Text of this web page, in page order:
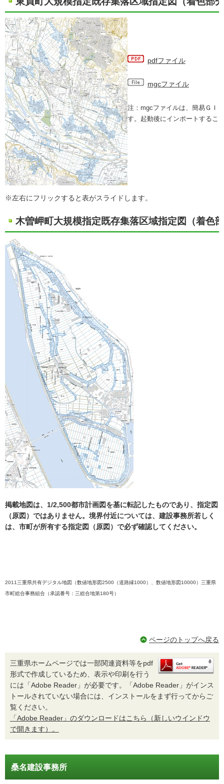
pdfファイル
mgcファイル
注：mgcファイルは、簡易ＧＩ
す。起動後にインポートするこ
※左右にフリックすると表がスライドします。
木曽岬町大規模指定既存集落区域指定図（着色
掲載地図は、1/2,500都市計画図を基に転記したものであり、指定図
（原図）ではありません。境界付近については、建設事務所若しく
は、市町が所有する指定図（原図）で必ず確認してください。
2011三重県共有デジタル地図（数値地形図2500（道路縁1000）、数値地形図10000）三重県
市町総合事務組合（承認番号：三総合地第180号）
ページのトップへ戻る
三重県ホームページでは一部関連資料等をpdf
形式で作成しているため、表示や印刷を行う
には「Adobe Reader」が必要です。「Adobe Reader」がインス
トールされていない場合には、インストールをまず行ってからご
覧ください。
「Adobe Reader」のダウンロードはこちら（新しいウインドウ
で開きます）。
桑名建設事務所